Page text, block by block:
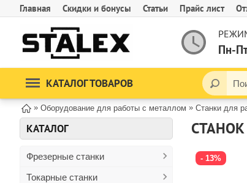
Главная Скидки и бонусы Статьи Прайс лист
Пн-
КАТАЛОГ ТОВАРОВ
» Оборудование для работы с металлом » Станки для
КАТАЛОГ
Фрезерные станки
Токарные станки
СТАНОК
- 13%